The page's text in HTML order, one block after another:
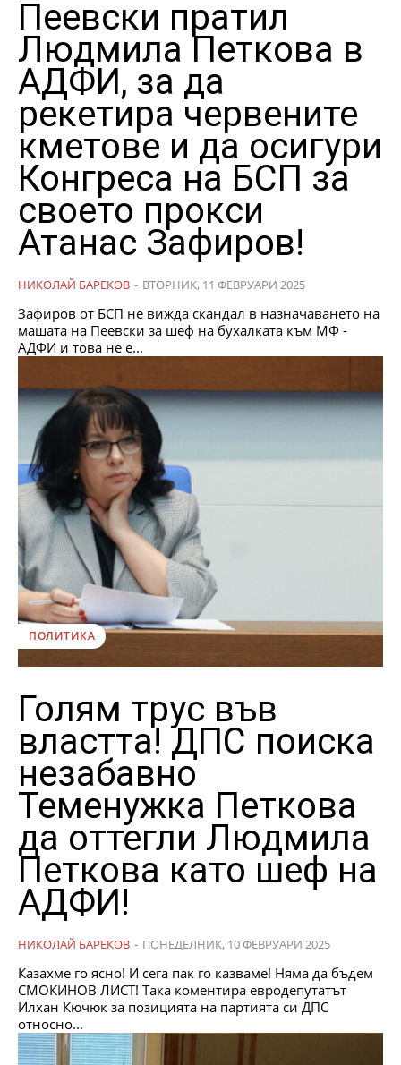
Пеевски пратил
Людмила Петкова в
АДФИ, за да
рекетира червените
кметове и да осигури
Конгреса на БСП за
своето прокси
Атанас Зафиров!
НИКОЛАЙ БАРЕКОВ - ВТОРНИК, 11 ФЕВРУАРИ 2025
Зафиров от БСП не вижда скандал в назначаването на
машата на Пеевски за шеф на бухалката към МФ -
АДФИ и това не е...
ПОЛИТИКА
Голям трус във
властта! ДПС поиска
незабавно
Теменужка Петкова
да оттегли Людмила
Петкова като шеф на
АДФИ!
НИКОЛАЙ БАРЕКОВ - ПОНЕДЕЛНИК, 10 ФЕВРУАРИ 2025
Казахме го ясно! И сега пак го казваме! Няма да бъдем
СМОКИНОВ ЛИСТ! Така коментира евродепутатът
Илхан Кючюк за позицията на партията си ДПС
относно...